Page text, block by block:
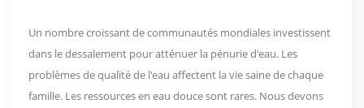
Un nombre croissant de communautés mondiales investissent
dans le dessalement pour atténuer la pénurie d'eau. Les
problèmes de qualité de l'eau affectent la vie saine de chaque
famille. Les ressources en eau douce sont rares. Nous devons